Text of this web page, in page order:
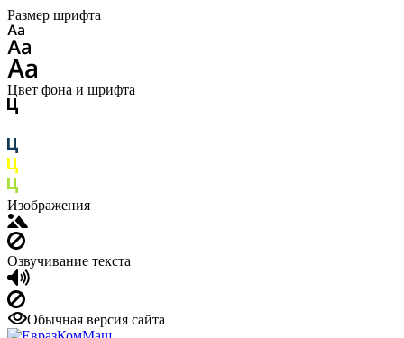
Размер шрифта
Цвет фона и шрифта
Изображения
Озвучивание текста
Обычная версия сайта